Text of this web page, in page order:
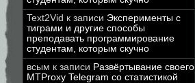
Text2Vid к записи Эксперименты с
тиграми и другие способы
преподавать программирование
студентам, которым скучно
всым к записи Развёртывание своего
MTProxy Telegram со статистикой